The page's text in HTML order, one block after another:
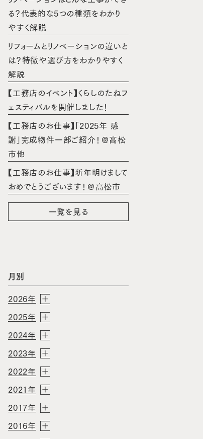
る？代表的な5つの種類をわかり
やすく解説
リフォームとリノベーションの違いと
は？特徴や選び方をわかりやすく
解説
【工務店のイベント】くらしのたねフ
ェスティバルを開催しました！
【工務店のお仕事】「2025年 感
謝」完成物件一部ご紹介！＠高松
市他
【工務店のお仕事】新年明けまして
おめでとうございます！＠高松市
一覧を見る
月別
2026年
2025年
2024年
2023年
2022年
2021年
2017年
2016年